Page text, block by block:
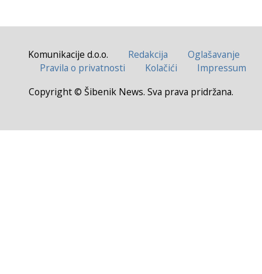
Komunikacije d.o.o. Redakcija
Oglašavanje
Pravila o privatnosti
Kolačići
Impressum
Copyright © Šibenik News. Sva prava pridržana.